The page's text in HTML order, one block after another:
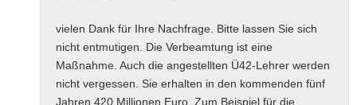
vielen Dank für Ihre Nachfrage. Bitte lassen Sie sich
nicht entmutigen. Die Verbeamtung ist eine
Maßnahme. Auch die angestellten Ü42-Lehrer werden
nicht vergessen. Sie erhalten in den kommenden fünf
Jahren 420 Millionen Euro. Zum Beispiel für die